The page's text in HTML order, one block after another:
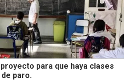
para que haya clases
paro.